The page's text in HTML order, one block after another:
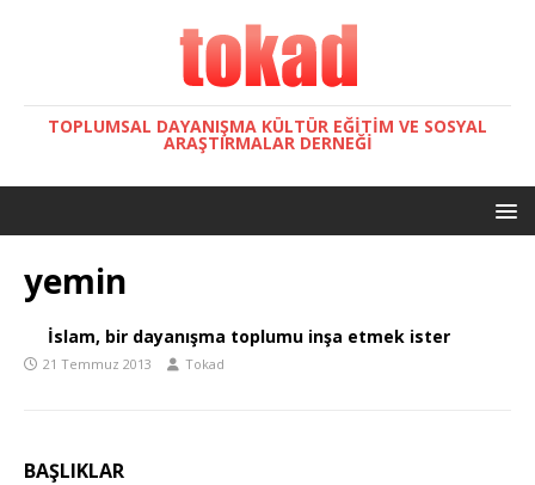
TOPLUMSAL DAYANIŞMA KÜLTÜR EĞITIM VE SOSYAL
ARAŞTIRMALAR DERNEĞI
yemin
İslam, bir dayanışma toplumu inşa etmek ister
21 Temmuz 2013 Tokad
BAŞLIKLAR